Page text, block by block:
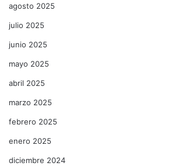
agosto 2025
julio 2025
junio 2025
mayo 2025
abril 2025
marzo 2025
febrero 2025
enero 2025
diciembre 2024